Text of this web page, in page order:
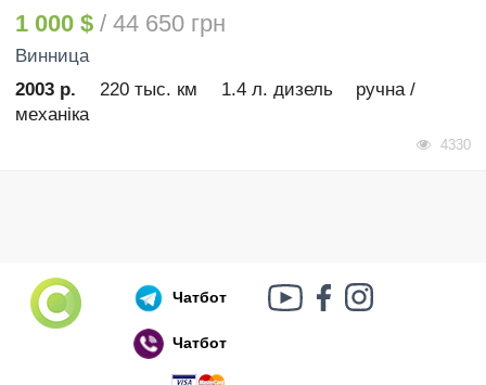
Російський воєнний корабель, іди нах..й!
1 000 $ / 44 650 грн
Винница
2003 р.
220 тыс. км 1.4 л. дизель
ручна /
механіка
4330
Чатбот
Чатбот